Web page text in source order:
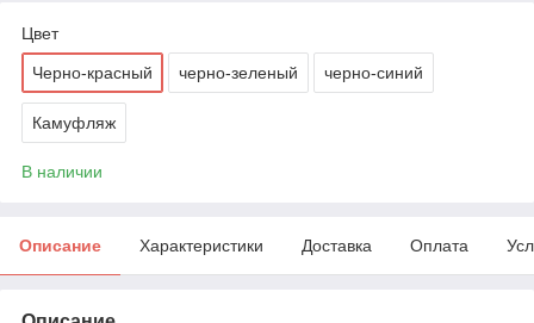
Цвет
Черно-красный черно-зеленый черно-синий
Камуфляж
В наличии
Описание Характеристики Доставка Оплата